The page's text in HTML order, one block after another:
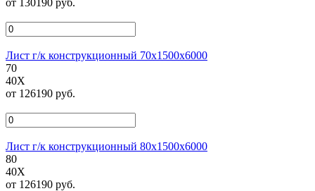
Лист г/к конструкционный 70х1500х6000
70
40Х
от 126190 руб.
Лист г/к конструкционный 80х1500х6000
80
40Х
от 126190 руб.